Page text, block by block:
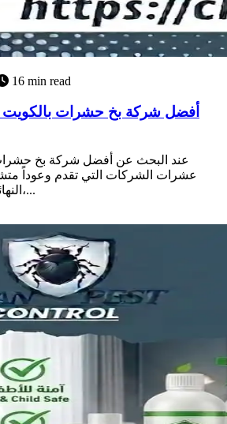
16 min read
أفضل شركة بخ حشرات بالكويت
عند البحث عن أفضل شركة بخ
عشرات الشركات التي تقدم وعوداً
النهائي على الحشرات،...